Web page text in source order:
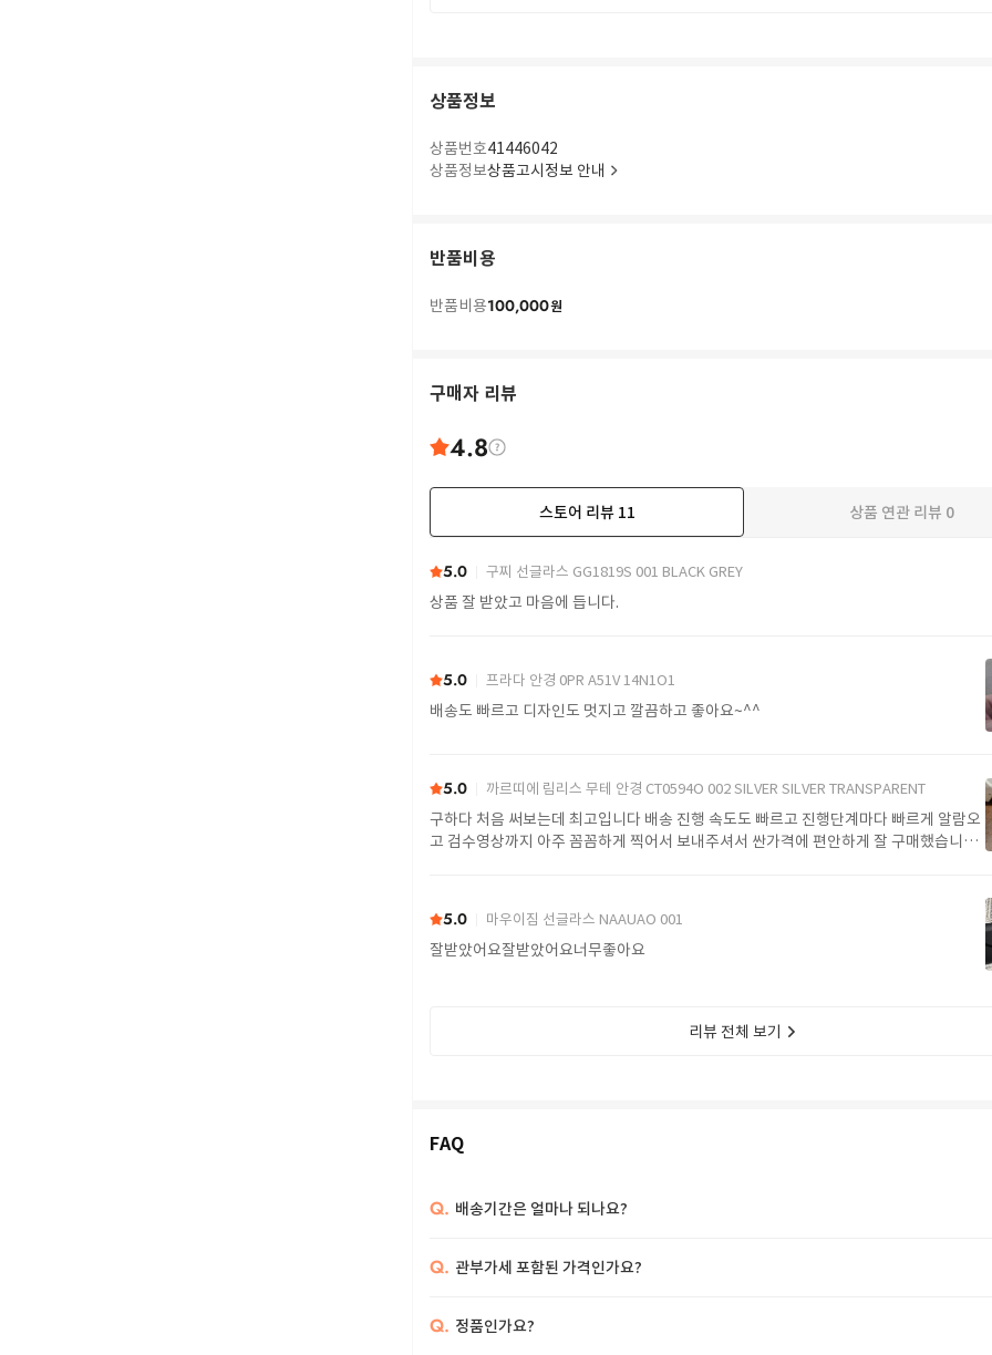
상품정보
상품번호41446042
상품정보상품고시정보 안내
반품비용
반품비용100,000원
구매자 리뷰
4.8
스토어 리뷰 11 상품 연관 리뷰 0
5.0 구찌 선글라스 GG1819S 001 BLACK GREY
상품 잘 받았고 마음에 듭니다.
5.0 프라다 안경 0PR A51V 14N1O1
배송도 빠르고 디자인도 멋지고 깔끔하고 좋아요~^^
5.0 까르띠에 림리스 무테 안경 CT0594O 002 SILVER SILVER TRANSPARENT
구하다 처음 써보는데 최고입니다 배송 진행 속도도 빠르고 진행단계마다 빠르게 알람오
고 검수영상까지 아주 꼼꼼하게 찍어서 보내주셔서 싼가격에 편안하게 잘 구매했습니다.
5.0 마우이짐 선글라스 NAAUAO 001
잘받았어요잘받았어요너무좋아요
리뷰 전체 보기
FAQ
Q. 배송기간은 얼마나 되나요?
Q. 관부가세 포함된 가격인가요?
Q. 정품인가요?